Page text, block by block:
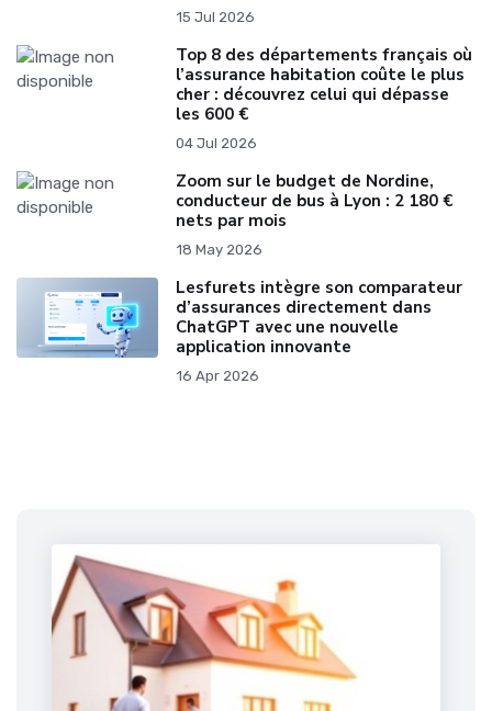
15 Jul 2026
Top 8 des départements français où
l’assurance habitation coûte le plus
cher : découvrez celui qui dépasse
les 600 €
04 Jul 2026
Zoom sur le budget de Nordine,
conducteur de bus à Lyon : 2 180 €
nets par mois
18 May 2026
Lesfurets intègre son comparateur
d’assurances directement dans
ChatGPT avec une nouvelle
application innovante
16 Apr 2026